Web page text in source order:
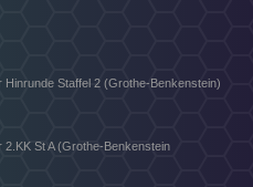
Hinrunde Staffel 2 (Grothe-Benkenstein)
2.KK St A (Grothe-Benkenstein